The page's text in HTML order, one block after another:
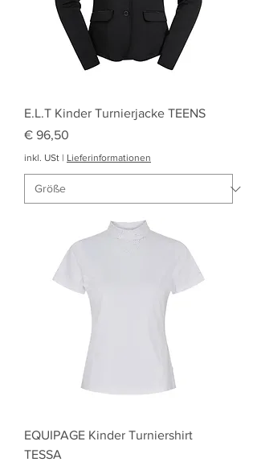
E.L.T Kinder Turnierjacke TEENS
Preis
€ 96,50
inkl. USt | Lieferinformationen
EQUIPAGE Kinder Turniershirt
TESSA